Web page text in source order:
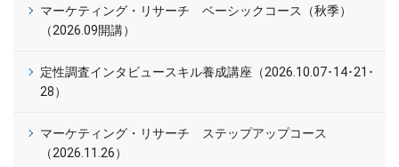
マーケティング・リサーチ ベーシックコース（秋季）
（2026.09開講）
定性調査インタビュースキル養成講座（2026.10.07･14･21･
28）
マーケティング・リサーチ ステップアップコース
（2026.11.26）